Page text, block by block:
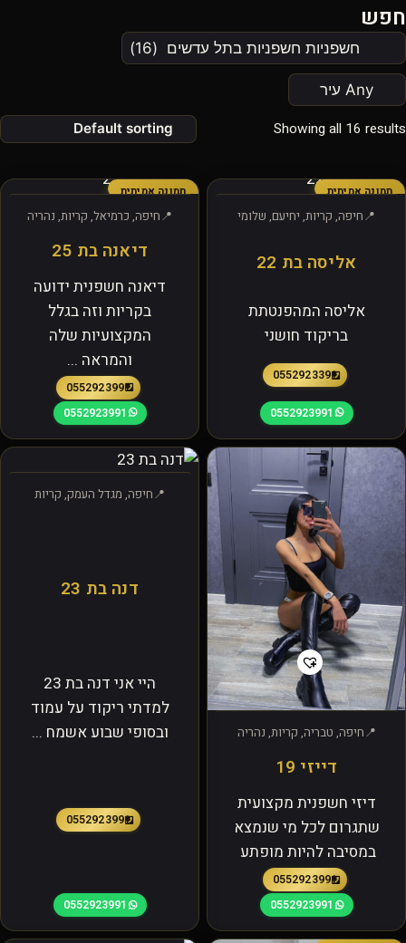
חפש
Showing all 16 results
תמונה אמיתית
חיפה, קריות, יחיעם, שלומי
אליסה בת 22
אליסה המהפנטתת
בריקוד חושני
0552923391
0552923991
תמונה אמיתית
חיפה, כרמיאל, קריות, נהריה
דיאנה בת 25
דיאנה חשפנית ידועה
בקריות וזה בגלל
המקצועיות שלה
והמראה ...
0552923991
0552923991
חיפה, טבריה, קריות, נהריה
דייזי 19
דיזי חשפנית מקצועית
שתגרום לכל מי שנמצא
במסיבה להיות מופתע
0552923991
0552923991
חיפה, מגדל העמק, קריות
דנה בת 23
היי אני דנה בת 23
למדתי ריקוד על עמוד
ובסופי שבוע אשמח ...
0552923991
0552923991